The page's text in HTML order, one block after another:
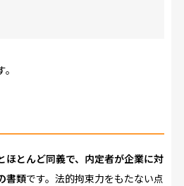
ほとんど同義で、内定者が企業に対
書類です。法的拘束力をもたない点